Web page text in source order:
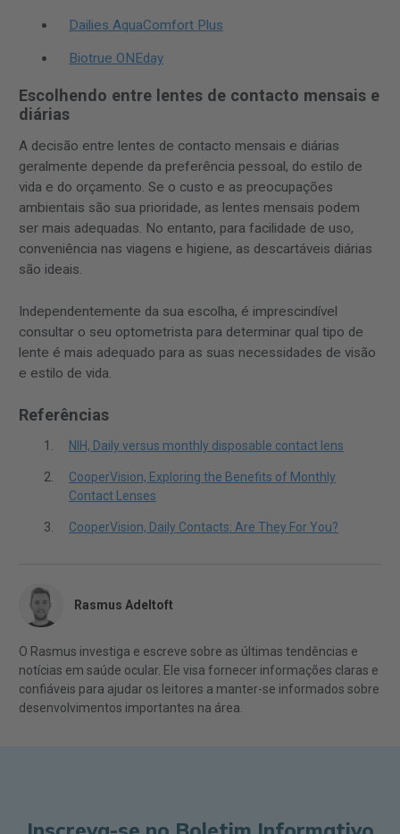
Dailies AquaComfort Plus
Biotrue ONEday
Escolhendo entre lentes de contacto mensais e
diárias
A decisão entre lentes de contacto mensais e diárias
geralmente depende da preferência pessoal, do estilo de
vida e do orçamento. Se o custo e as preocupações
ambientais são sua prioridade, as lentes mensais podem
ser mais adequadas. No entanto, para facilidade de uso,
conveniência nas viagens e higiene, as descartáveis ​​diárias
são ideais.
Independentemente da sua escolha, é imprescindível
consultar o seu optometrista para determinar qual tipo de
lente é mais adequado para as suas necessidades de visão
e estilo de vida.
Referências
NIH, Daily versus monthly disposable contact lens
CooperVision, Exploring the Benefits of Monthly
Contact Lenses
CooperVision, Daily Contacts: Are They For You?
Rasmus Adeltoft
O Rasmus investiga e escreve sobre as últimas tendências e
notícias em saúde ocular. Ele visa fornecer informações claras e
confiáveis para ajudar os leitores a manter-se informados sobre
desenvolvimentos importantes na área.